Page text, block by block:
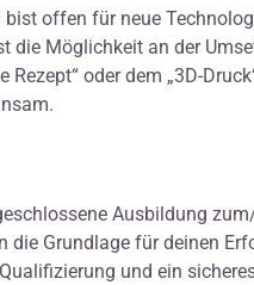
bist offen für neue
die Möglichkeit an der
oder dem „3D-
Ausbildung
Grundlage für deinen
und ein